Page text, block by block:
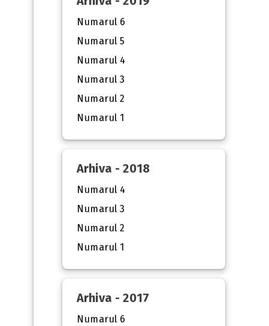
Numarul 6
Numarul 5
Numarul 4
Numarul 3
Numarul 2
Numarul 1
Arhiva - 2018
Numarul 4
Numarul 3
Numarul 2
Numarul 1
Arhiva - 2017
Numarul 6